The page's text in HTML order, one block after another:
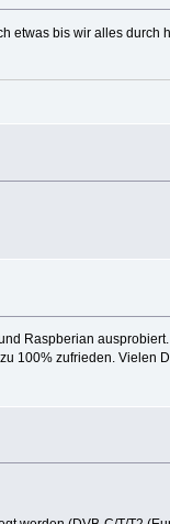
etwas bis wir alles durch
Raspberian
100% zufrieden. Vielen